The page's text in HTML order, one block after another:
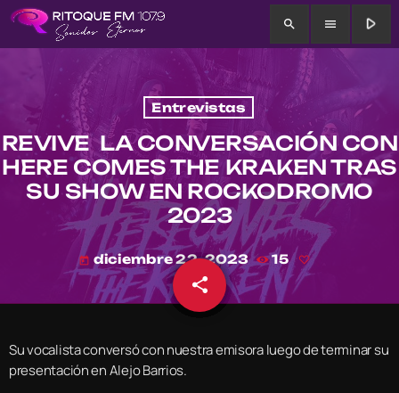
search menu play_arrow
Entrevistas
REVIVE LA CONVERSACIÓN CON
HERE COMES THE KRAKEN TRAS
SU SHOW EN ROCKODROMO
2023
today diciembre 22, 2023 15
share
email
Su vocalista conversó con nuestra emisora luego de terminar su
presentación en Alejo Barrios.